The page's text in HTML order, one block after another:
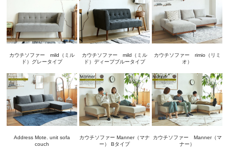
カウチソファー mild（ミル
ド）グレータイプ
カウチソファー mild（ミル
ド）ディープブルータイプ
カウチソファー rimio（リミ
オ）
Address Mote. unit sofa
couch
カウチソファー Manner（マナ
ー） Bタイプ
カウチソファー Manner（マ
ナー）